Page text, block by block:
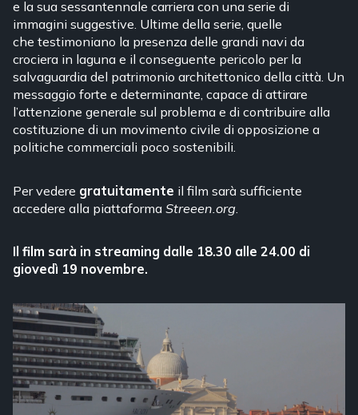
e la sua sessantennale carriera con una serie di
immagini suggestive. Ultime della serie, quelle
che testimoniano la presenza delle grandi navi da
crociera in laguna e il conseguente pericolo per la
salvaguardia del patrimonio architettonico della città. Un
messaggio forte e determinante, capace di attirare
l’attenzione generale sul problema e di contribuire alla
costituzione di un movimento civile di opposizione a
politiche commerciali poco sostenibili.
Per vedere gratuitamente il film sarà sufficiente
accedere alla piattaformaStreeen.org
Il film sarà in streaming dalle 18.30 alle 24.00 di
giovedì 19 novembre.